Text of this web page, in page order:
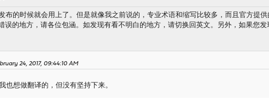
布的时候就会用上了。但是就像我之前说的，专业术语和缩写比较多，而且官方提
误的地方，请各位包涵。如发现有看不明白的地方，请切换回英文。另外，如果您
24, 2017, 09:44:10 AM
也想做翻译的，但没有坚持下来。